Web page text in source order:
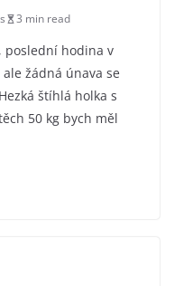
3 min read
poslední hodina v
žádná únava se
štíhlá holka s
50 kg bych měl